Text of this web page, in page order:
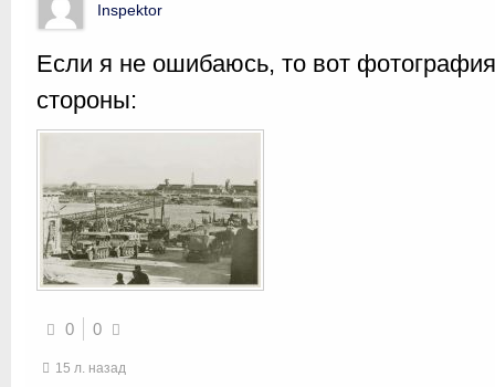
Inspektor
Если я не ошибаюсь, то вот
стороны:
0 0
15 л. назад